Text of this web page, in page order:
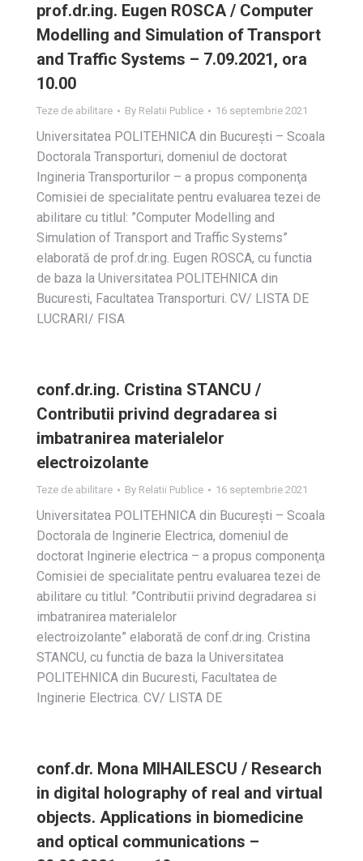
prof.dr.ing. Eugen ROSCA / Computer
Modelling and Simulation of Transport
and Traffic Systems – 7.09.2021, ora
10.00
Teze de abilitare By Relatii Publice 16 septembrie 2021
Universitatea POLITEHNICA din Bucureşti – Scoala
Doctorala Transporturi, domeniul de doctorat
Ingineria Transporturilor – a propus componenţa
Comisiei de specialitate pentru evaluarea tezei de
abilitare cu titlul: ”Computer Modelling and
Simulation of Transport and Traffic Systems”
elaborată de prof.dr.ing. Eugen ROSCA, cu functia
de baza la Universitatea POLITEHNICA din
Bucuresti, Facultatea Transporturi. CV/ LISTA DE
LUCRARI/ FISA
conf.dr.ing. Cristina STANCU /
Contributii privind degradarea si
imbatranirea materialelor
electroizolante
Teze de abilitare By Relatii Publice 16 septembrie 2021
Universitatea POLITEHNICA din Bucureşti – Scoala
Doctorala de Inginerie Electrica, domeniul de
doctorat Inginerie electrica – a propus componenţa
Comisiei de specialitate pentru evaluarea tezei de
abilitare cu titlul: ”Contributii privind degradarea si
imbatranirea materialelor
electroizolante” elaborată de conf.dr.ing. Cristina
STANCU, cu functia de baza la Universitatea
POLITEHNICA din Bucuresti, Facultatea de
Inginerie Electrica. CV/ LISTA DE
conf.dr. Mona MIHAILESCU / Research
in digital holography of real and virtual
objects. Applications in biomedicine
and optical communications –